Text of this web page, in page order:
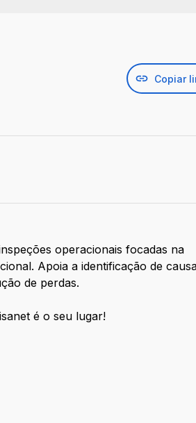
Copiar
operacionais focadas na
Apoia a identificação de
de perdas.
é o seu lugar!